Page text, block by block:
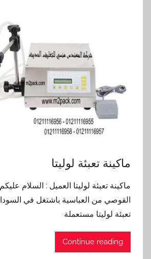
ماكينة تعبئة لوليتا
ماكينة تعبئة لوليتا العميل : السلام
القوصي من العباسية باشتغل في
تعبئة لوليتا مستعملة
Continue reading